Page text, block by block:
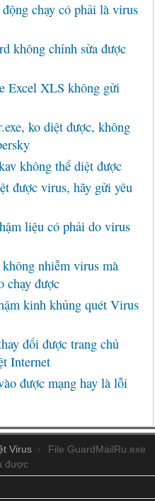
chạy có phải là virus
không chỉnh sửa được
Excel XLS không gửi
ko diệt được, không
không thể diệt được
được virus, hãy gửi yêu
liệu có phải do virus
nhiễm virus mà
chạy được
kinh khủng quét Virus
đổi được trang chủ
Internet
được mạng hay là lỗi
Virus
File GuardMailRu.exe
được